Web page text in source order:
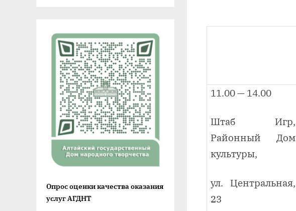
11.00 — 14.00
Штаб Игр,
Районный Дом
культуры,
ул. Центральная,
23
Опрос оценки качества оказания
услуг АГДНТ